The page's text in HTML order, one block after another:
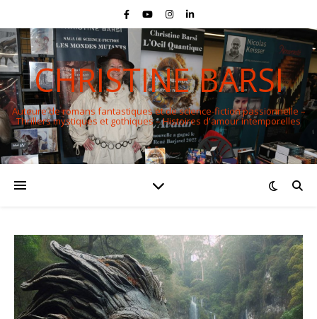
CHRISTINE BARSI
Auteure de romans fantastiques et de science-fiction passionnelle –
Thrillers mystiques et gothiques – Histoires d'amour intemporelles